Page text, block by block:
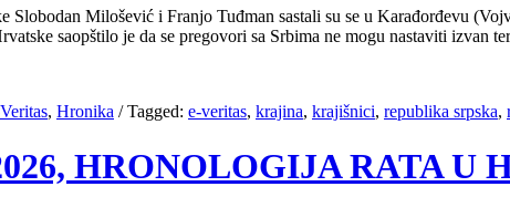
Slobodan Milošević i Franjo Tuđman sastali su se u Karađorđevu
saopštilo je da se pregovori sa Srbima ne mogu nastaviti izvan
, Hronika /Tagged: e-veritas, krajina, krajišnici, republika srpska,
HRONOLOGIJA RATA U